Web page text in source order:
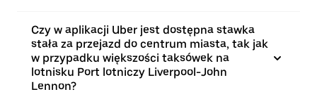
Czy w aplikacji Uber jest dostępna stawka
stała za przejazd do centrum miasta, tak jak
w przypadku większości taksówek na
lotnisku Port lotniczy Liverpool-John
Lennon?